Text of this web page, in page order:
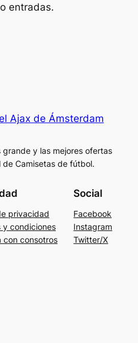
entradas.
Ajax de Ámsterdam
grande y las mejores ofertas
Camisetas de fútbol.
privacidad
y condiciones
con consotros
Social
Facebook
Instagram
Twitter/X